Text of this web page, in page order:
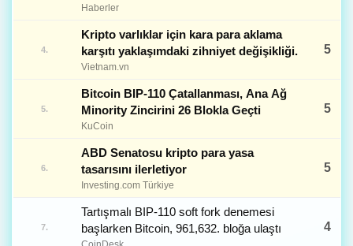
süreçleri - Av. Ahmet Karaca
Haberler
4.
Kripto varlıklar için kara para aklama
karşıtı yaklaşımdaki zihniyet değişikliği.
Vietnam.vn
5
5.
Bitcoin BIP-110 Çatallanması, Ana Ağ
Minority Zincirini 26 Blokla Geçti
KuCoin
5
6.
ABD Senatosu kripto para yasa
tasarısını ilerletiyor
Investing.com Türkiye
5
7.
Tartışmalı BIP-110 soft fork denemesi
başlarken Bitcoin, 961,632. bloğa ulaştı
4